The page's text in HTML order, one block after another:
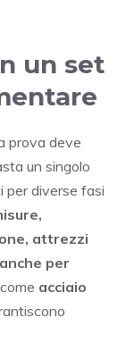
un set
prova deve
un singolo
per diverse fasi
attrezzi
per
acciaio